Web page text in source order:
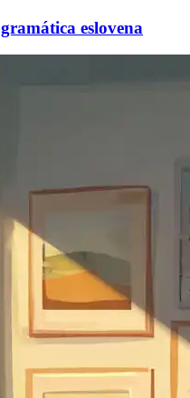
eslovena